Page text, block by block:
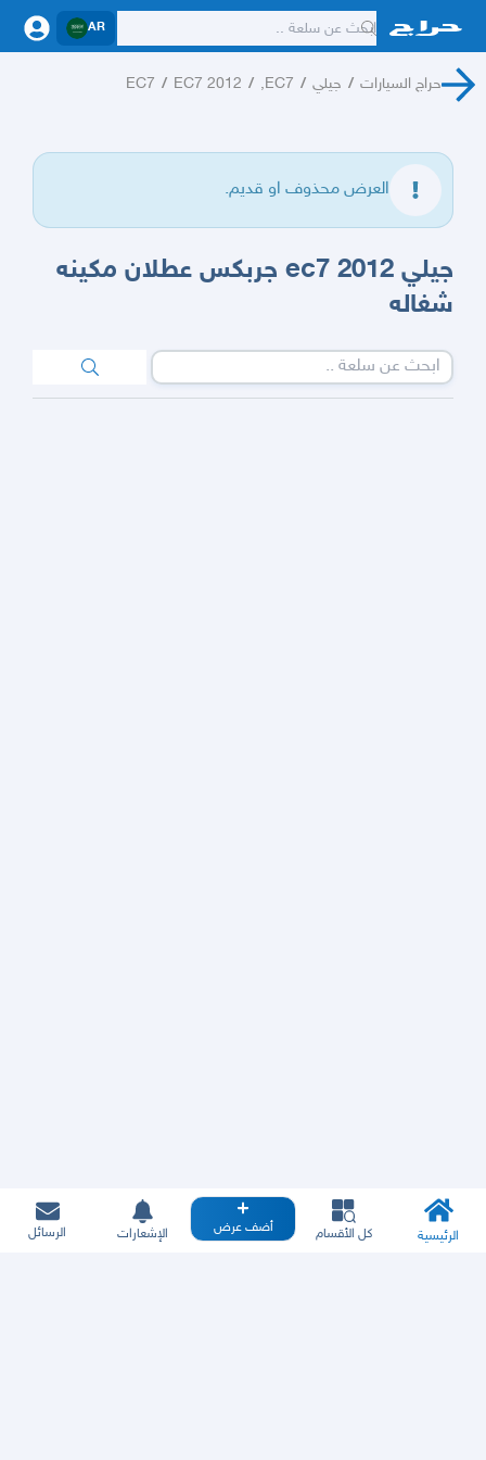
AR
حراج السيارات / جيلي /
EC7,
/
EC7 2012
/
EC7
العرض محذوف او قديم.
جيلي ec7 2012 جربكس عطلان مكينه
شغاله
الرئيسية كل الأقسام أضف عرض الإشعارات الرسائل